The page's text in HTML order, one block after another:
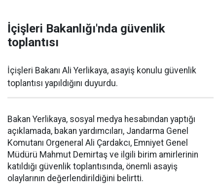
İçişleri Bakanlığı'nda güvenlik
toplantısı
İçişleri Bakanı Ali Yerlikaya, asayiş konulu güvenlik
toplantısı yapıldığını duyurdu.
Bakan Yerlikaya, sosyal medya hesabından yaptığı
açıklamada, bakan yardımcıları, Jandarma Genel
Komutanı Orgeneral Ali Çardakcı, Emniyet Genel
Müdürü Mahmut Demirtaş ve ilgili birim amirlerinin
katıldığı güvenlik toplantısında, önemli asayiş
olaylarının değerlendirildiğini belirtti.